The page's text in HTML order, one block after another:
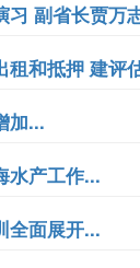
习 副省长贾万
租和抵押 建评
加...
水产工作...
全面展开...